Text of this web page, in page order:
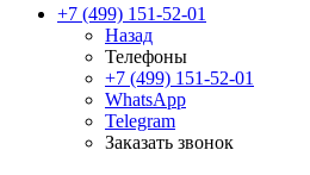
+7 (499) 151-52-01
Назад
Телефоны
+7 (499) 151-52-01
WhatsApp
Telegram
Заказать звонок